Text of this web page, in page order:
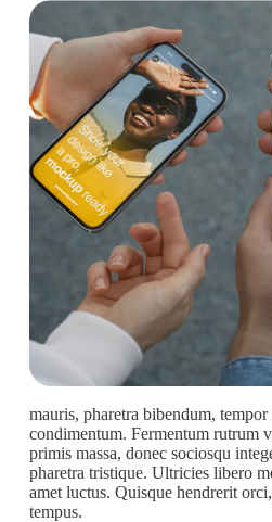
mauris, pharetra bibendum,
condimentum. Fermentum rutrum
primis massa, donec sociosqu
pharetra tristique. Ultricies libero
amet luctus. Quisque hendrerit
tempus.